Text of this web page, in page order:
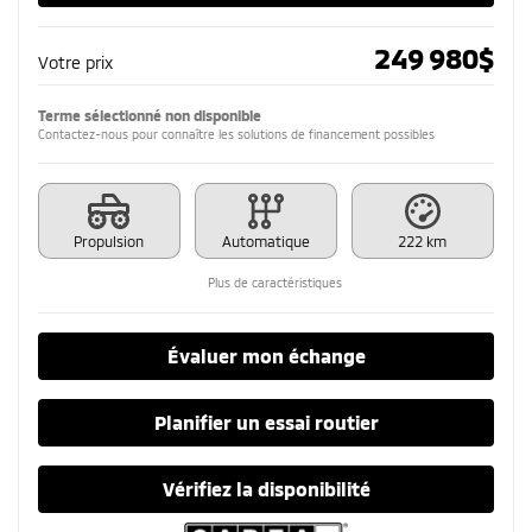
Votre prix 249 980$
Terme sélectionné non disponible
Contactez-nous pour connaître les solutions de financement possibles
Propulsion Automatique 222 km
Plus de caractéristiques
Évaluer mon échange
Planifier un essai routier
Vérifiez la disponibilité